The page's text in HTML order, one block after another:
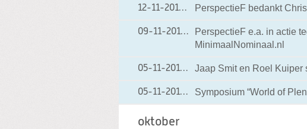
12-11-201012-11-2010 20:39
PerspectieF bedankt
09-11-201009-11-2010 13:10
PerspectieF e.a. in actie
MinimaalNominaal.nl
05-11-201005-11-2010 08:23
Jaap Smit en Roel Kuiper
05-11-201005-11-2010 08:19
Symposium “World of
oktober